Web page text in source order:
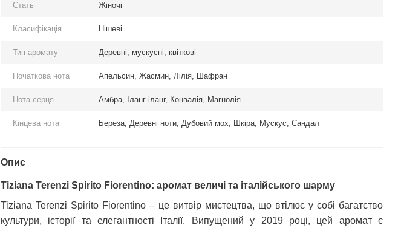
Стать Жіночі
Класифікація Нішеві
Тип аромату Деревні, мускусні, квіткові
Початкова нота Апельсин, Жасмин, Лілія, Шафран
Нота серця Амбра, Іланг-іланг, Конвалія, Магнолія
Кінцева нота Береза, Деревні ноти, Дубовий мох, Шкіра, Мускус, Сандал
Опис
Tiziana Terenzi Spirito Fiorentino: аромат величі та італійського шарму
Tiziana Terenzi Spirito Fiorentino – це витвір мистецтва, що втілює у собі багатство
культури, історії та елегантності Італії. Випущений у 2019 році, цей аромат є